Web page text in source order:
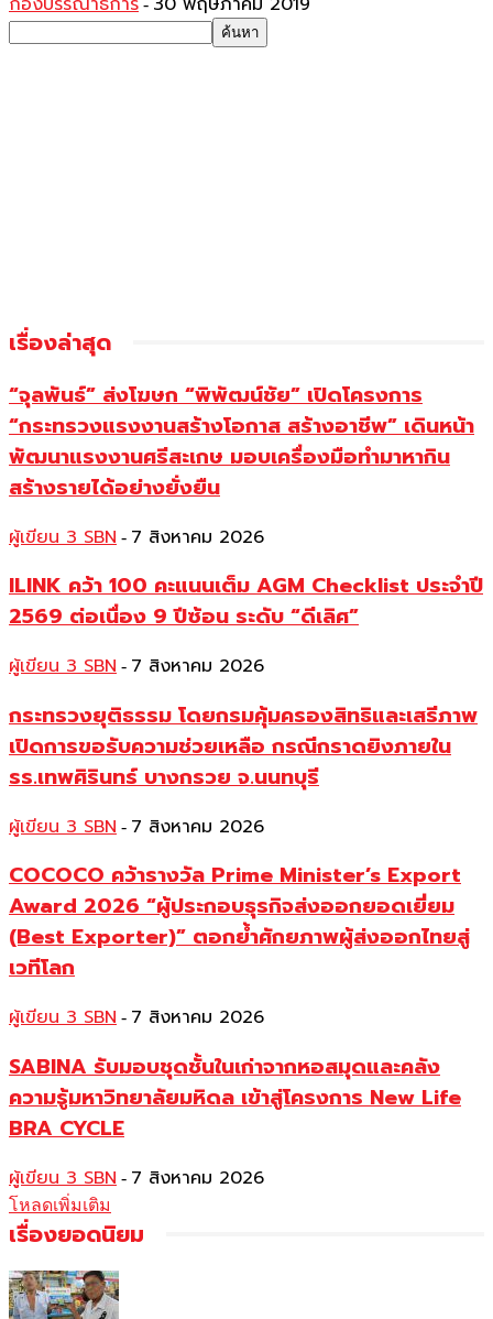
-
เรื่องล่าสุด
“จุลพันธ์” ส่งโฆษก “พิพัฒน์ชัย” เปิดโครงการ
“กระทรวงแรงงานสร้างโอกาส สร้างอาชีพ” เดินหน้า
พัฒนาแรงงานศรีสะเกษ มอบเครื่องมือทำมาหากิน
สร้างรายได้อย่างยั่งยืน
ผู้เขียน 3 SBN - 7 สิงหาคม 2026
ILINK คว้า 100 คะแนนเต็ม AGM Checklist ประจำปี
2569 ต่อเนื่อง 9 ปีซ้อน ระดับ “ดีเลิศ”
ผู้เขียน 3 SBN - 7 สิงหาคม 2026
กระทรวงยุติธรรม โดยกรมคุ้มครองสิทธิและเสรีภาพ
เปิดการขอรับความช่วยเหลือ กรณีกราดยิงภายใน
รร.เทพศิรินทร์ บางกรวย จ.นนทบุรี
ผู้เขียน 3 SBN - 7 สิงหาคม 2026
COCOCO คว้ารางวัล Prime Minister’s Export
Award 2026 “ผู้ประกอบธุรกิจส่งออกยอดเยี่ยม
(Best Exporter)” ตอกย้ำศักยภาพผู้ส่งออกไทยสู่
เวทีโลก
ผู้เขียน 3 SBN - 7 สิงหาคม 2026
SABINA รับมอบชุดชั้นในเก่าจากหอสมุดและคลัง
ความรู้มหาวิทยาลัยมหิดล เข้าสู่โครงการ New Life
BRA CYCLE
ผู้เขียน 3 SBN - 7 สิงหาคม 2026
โหลดเพิ่มเติม
เรื่องยอดนิยม